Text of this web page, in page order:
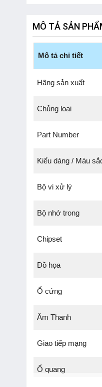
MÔ TẢ SẢN
Mô tả chi tiết
Hãng sản xuất
Chủng loại
Part Number
Kiểu dáng / Màu
Bộ vi xử lý
Bộ nhớ trong
Chipset
Đồ họa
Ổ cứng
Âm Thanh
Giao tiếp mạng
Ổ quang